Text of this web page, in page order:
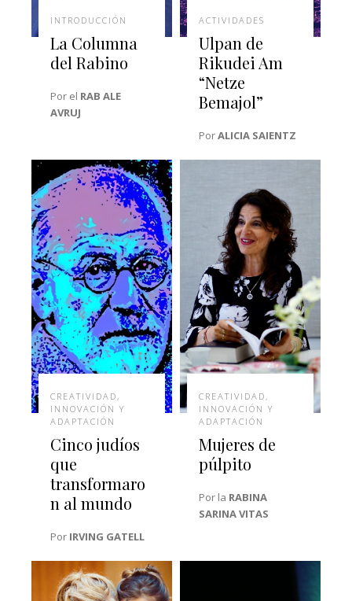
INTRODUCCIÓN
La Columna
del Rabino
Por el RAB ALE
AVRUJ
ACTIVIDADES
Ulpan de
Rikudei Am
“Netze
Bemajol”
PorALICIA SAIENTZ
CREATIVIDAD,
INNOVACIÓN Y
ADAPTACIÓN
Cinco judíos
que
transformaro
n al mundo
Por IRVING GATELL
CREATIVIDAD,
INNOVACIÓN Y
ADAPTACIÓN
Mujeres de
púlpito
Por la RABINA
SARINA VITAS